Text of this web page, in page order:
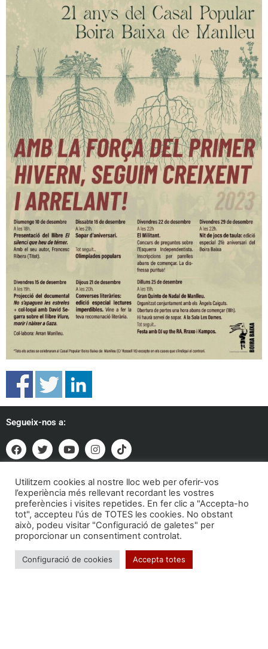
Segueix-nos a:
Formem part de:
Utilitzem cookies al nostre lloc web per oferir-vos
l’experiència més rellevant recordant les vostres
preferències i visites repetides. En fer clic a "Accepta-ho
tot", accepteu l'ús de TOTES les cookies. No obstant
això, podeu visitar "Configuració de galetes" per
proporcionar un consentiment controlat.
Configuració de cookies Accepta totes